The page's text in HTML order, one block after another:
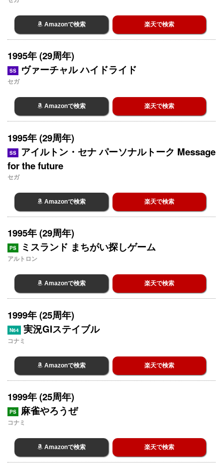
Amazonで検索 楽天で検索
1995年 (29周年)
SS ヴァーチャル ハイドライド
セガ
Amazonで検索 楽天で検索
1995年 (29周年)
SS
アイルトン・セナ パーソナルトーク Message
for the future
セガ
Amazonで検索 楽天で検索
1995年 (29周年)
PS ミスランド まちがい探しゲーム
アルトロン
Amazonで検索 楽天で検索
1999年 (25周年)
N64 実況GIステイブル
コナミ
Amazonで検索 楽天で検索
1999年 (25周年)
PS 麻雀やろうぜ
コナミ
Amazonで検索 楽天で検索